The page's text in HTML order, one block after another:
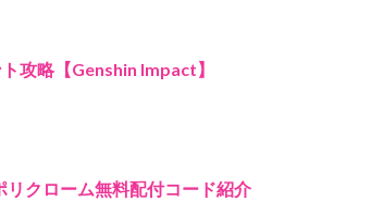
攻略【Genshin Impact】
リクローム無料配付コード紹介